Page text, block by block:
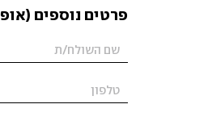
פרטים נוספים